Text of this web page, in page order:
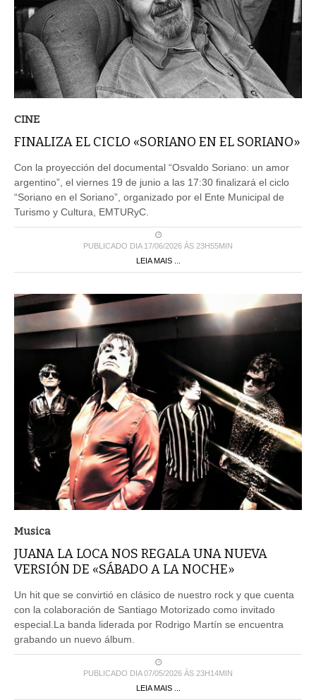
CINE
FINALIZA EL CICLO «SORIANO EN EL SORIANO»
Con la proyección del documental “Osvaldo Soriano: un amor
argentino”, el viernes 19 de junio a las 17:30 finalizará el ciclo
“Soriano en el Soriano”, organizado por el Ente Municipal de
Turismo y Cultura, EMTURyC.
PUBLICADO DIA 17/06/2026 ÀS 23H55MIN
LEIA MAIS ...
Musica
JUANA LA LOCA NOS REGALA UNA NUEVA
VERSIÓN DE «SÁBADO A LA NOCHE»
Un hit que se convirtió en clásico de nuestro rock y que cuenta
con la colaboración de Santiago Motorizado como invitado
especial.La banda liderada por Rodrigo Martín se encuentra
grabando un nuevo álbum.
PUBLICADO DIA 07/05/2026 ÀS 23H14MIN
LEIA MAIS ...